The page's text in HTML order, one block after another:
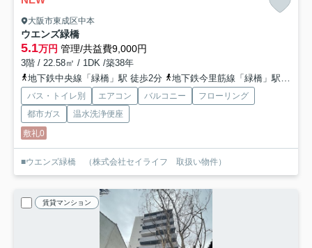
大阪市東成区中本
ウエンズ緑橋
5.1万円 管理/共益費9,000円
3階 / 22.58㎡ / 1DK /築38年
地下鉄中央線「緑橋」駅 徒歩2分
地下鉄今里筋線「緑橋」駅 徒歩2分
バス・トイレ別 エアコン バルコニー
フローリング
都市ガス
温水洗浄便座
敷礼0
■ウエンズ緑橋 （株式会社セイライフ 取扱い物件）
賃貸マンション